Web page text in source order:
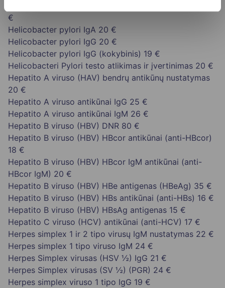
€
Helicobacter pylori IgA 20 €
Helicobacter pylori IgG 20 €
Helicobacter pylori IgG (kokybinis) 19 €
Helicobacteri Pylori testo atlikimas ir įvertinimas 20 €
Hepatito A viruso (HAV) bendrų antikūnų nustatymas
20 €
Hepatito A viruso antikūnai IgG 25 €
Hepatito A viruso antikūnai IgM 26 €
Hepatito B viruso (HBV) DNR 80 €
Hepatito B viruso (HBV) HBcor antikūnai (anti-HBcor)
18 €
Hepatito B viruso (HBV) HBcor IgM antikūnai (anti-
HBcor IgM) 20 €
Hepatito B viruso (HBV) HBe antigenas (HBeAg) 35 €
Hepatito B viruso (HBV) HBs antikūnai (anti-HBs) 16 €
Hepatito B viruso (HBV) HBsAg antigenas 15 €
Hepatito C viruso (HCV) antikūnai (anti-HCV) 17 €
Herpes simplex 1 ir 2 tipo virusų IgM nustatymas 22 €
Herpes simplex 1 tipo viruso IgM 24 €
Herpes Simplex virusas (HSV ½) IgG 21 €
Herpes Simplex virusas (SV ½) (PGR) 24 €
Herpes simplex viruso 1 tipo IgG 19 €